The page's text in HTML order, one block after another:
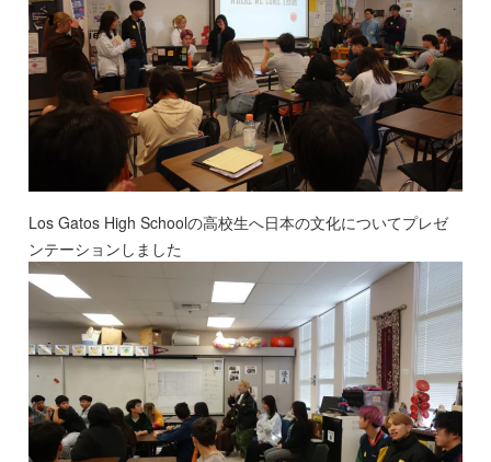
Los Gatos High Schoolの高校生へ日本の文化についてプレゼ
ンテーションしました